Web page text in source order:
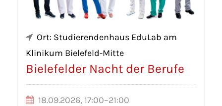
Ort: Studierendenhaus EduLab am
Klinikum Bielefeld-Mitte
Bielefelder Nacht der Berufe
18.09.2026, 17:00–21:00